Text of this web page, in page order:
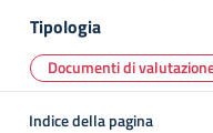
Tipologia
Documenti di
Indice della pagina